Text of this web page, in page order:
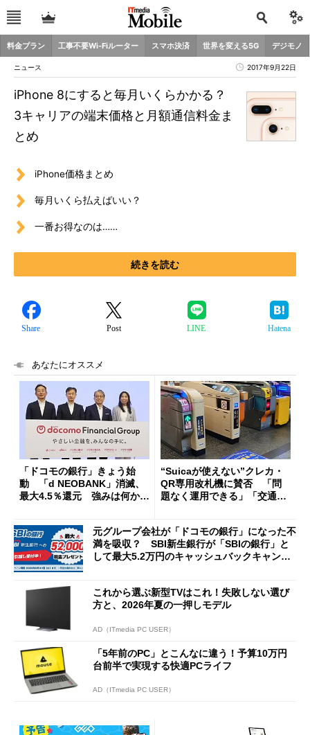
料金プラン 工事不要Wi-Fiルーター スマホ決済 世界を変える5G デジモノ
ニュース 2017年9月22日
iPhone 8にすると毎月いくらかかる？
3キャリアの端末価格と月額通信料金ま
とめ
iPhone価格まとめ
毎月いくら払えばいい？
一番お得なのは……
続きを読む
Share Post LINE Hatena
あなたにオススメ
「ドコモの銀行」きょう始
動 「d NEOBANK」消滅、
最大4.5％還元 強みは何か解
“Suicaが使えない”クレカ・
QR専用改札機に賛否 「問
題なく運用できる」「交通系I
元グループ会社が「ドコモの銀行」になった不
満を吸収？ SBI新生銀行が「SBIの銀行」と
して最大5.2万円のキャッシュバックキャンペ
これから選ぶ新型TVはこれ！失敗しない選び
方と、2026年夏の一押しモデル
AD（ITmedia PC USER）
「5年前のPC」とこんなに違う！予算10万円
台前半で実現する快適PCライフ
AD（ITmedia PC USER）